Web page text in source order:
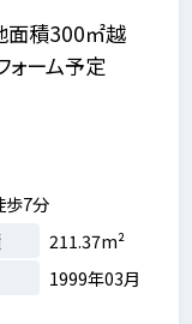
積300㎡越
ーム予定
歩7分
211.37m²
1999年03月